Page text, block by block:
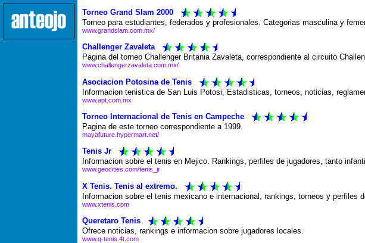
Torneo Grand Slam 2000
Torneo para estudiantes, federados y profesionales. Categorias masculina y
www.grandslam.com.mx/
Challenger Zavaleta
Pagina del torneo Challenger Britania Zavaleta, correspondiente al circuito
www.challengerzavaleta.com.mx/
Asociacion Potosina de Tenis
Informacion tenistica de San Luis Potosi, Estadisticas, torneos, noticias,
www.apt.com.mx
Torneo Internacional de Tenis en Campeche
Pagina de este torneo correspondiente a 1999.
mayafuture.hypermart.net/
Tenis Jr
Informacion sobre el tenis en Mejico. Rankings, perfiles de jugadores, tanto
www.geocities.com/tenis_jr
X Tenis. Tenis al extremo.
Informacion sobre el tenis mexicano e internacional, rankings, torneos y perfiles
www.xtenis.com
Queretaro Tenis
Ofrece noticias, rankings e informacion sobre jugadores locales.
www.q-tenis.4t.com